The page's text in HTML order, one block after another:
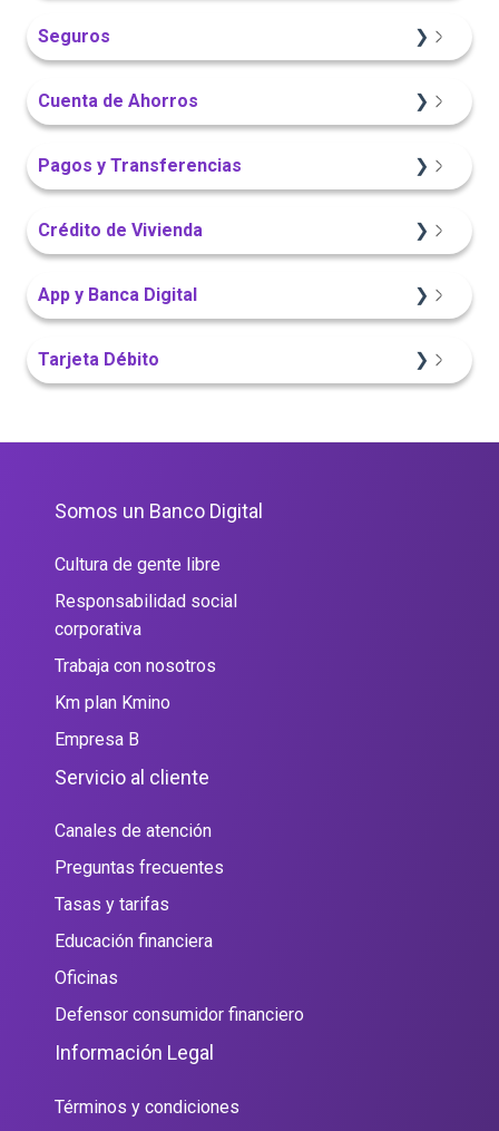
Seguros
Cuenta de Ahorros
Pagos y Transferencias
Crédito de Vivienda
App y Banca Digital
Tarjeta Débito
Somos un Banco Digital
Cultura de gente libre
Responsabilidad social
corporativa
Trabaja con nosotros
Km plan Kmino
Empresa B
Servicio al cliente
Canales de atención
Preguntas frecuentes
Tasas y tarifas
Educación financiera
Oficinas
Defensor consumidor financiero
Información Legal
Términos y condiciones